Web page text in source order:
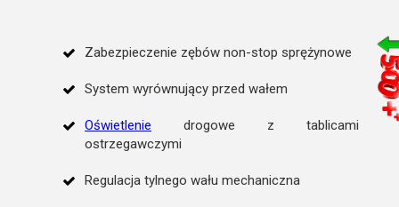
Zabezpieczenie zębów non-stop sprężynowe
System wyrównujący przed wałem
Oświetlenie drogowe z tablicami
ostrzegawczymi
Regulacja tylnego wału mechaniczna